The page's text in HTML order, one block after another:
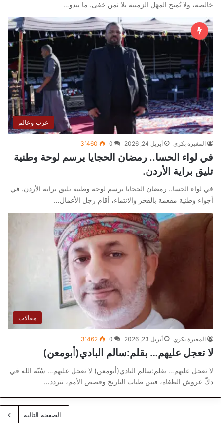
خالصة، ولا تُمنح المهَل الزمنية بلا ثمن خفى. ما يبدو…
عرب وعالم
المغيرة بكري أبريل 24, 2026 0 3٬460
في لواء الحسا.. رمضان الحجايا يرسم لوحة وطنية
تليق براية الأردن.
في لواء الحسا.. رمضان الحجايا يرسم لوحة وطنية تليق براية الأردن. في
أجواء وطنية مفعمة بالفخر والانتماء، أقام رجل الأعمال…
مقالات
المغيرة بكري أبريل 23, 2026 0 3٬462
لا تعجل عليهم… بقلم:سالم البادي(أبومعن)
لا تعجل عليهم… بقلم:سالم البادي(أبومعن) لا تعجل عليهم… سُنّة الله في
دكّ عروش الطغاة، فبين طيات التاريخ وقصص الأمم، تتردد…
الصفحة التالية